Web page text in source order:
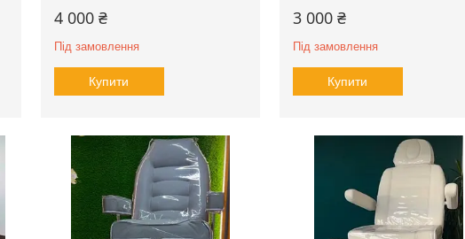
4 000 ₴
Під замовлення
Купити
3 000 ₴
Під замовлення
Купити